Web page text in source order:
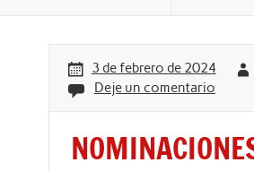
3 de febrero de 2024
Deje un comentario